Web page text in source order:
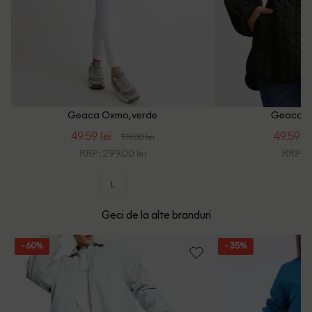
Geaca Oxmo, verde
49.59 lei 119.00 lei
RRP: 299.00 lei
L
Geaca
49.59
RRP:
Geci de la alte branduri
- 60% - 35%